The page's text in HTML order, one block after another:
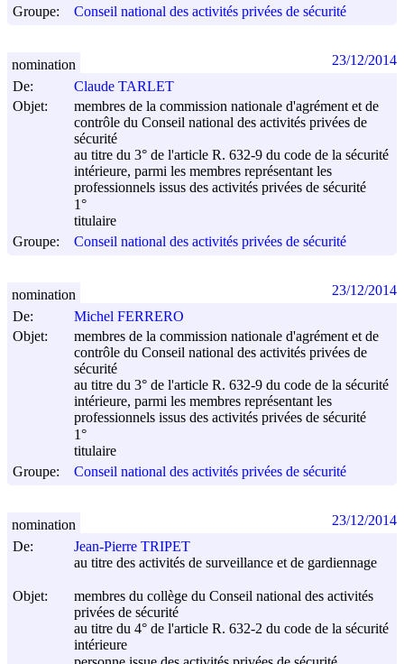
Groupe:
Conseil national des activités privées de sécurité
De:
Claude TARLET
Objet:
membres de la commission nationale d'agrément et de
contrôle du Conseil national des activités privées de
sécurité
au titre du 3° de l'article R. 632-9 du code de la sécurité
intérieure, parmi les membres représentant les
professionnels issus des activités privées de sécurité
1°
titulaire
Groupe:
Conseil national des activités privées de sécurité
nomination 23/12/2014
De:
Michel FERRERO
Objet:
membres de la commission nationale d'agrément et de
contrôle du Conseil national des activités privées de
sécurité
au titre du 3° de l'article R. 632-9 du code de la sécurité
intérieure, parmi les membres représentant les
professionnels issus des activités privées de sécurité
1°
titulaire
Groupe:
Conseil national des activités privées de sécurité
nomination 23/12/2014
De:
Jean-Pierre TRIPET
au titre des activités de surveillance et de gardiennage
Objet:
membres du collège du Conseil national des activités
privées de sécurité
au titre du 4° de l'article R. 632-2 du code de la sécurité
intérieure
nomination 23/12/2014